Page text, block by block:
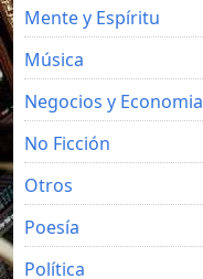
Mente y Espíritu
Música
Negocios y Economia
No Ficción
Otros
Poesía
Política